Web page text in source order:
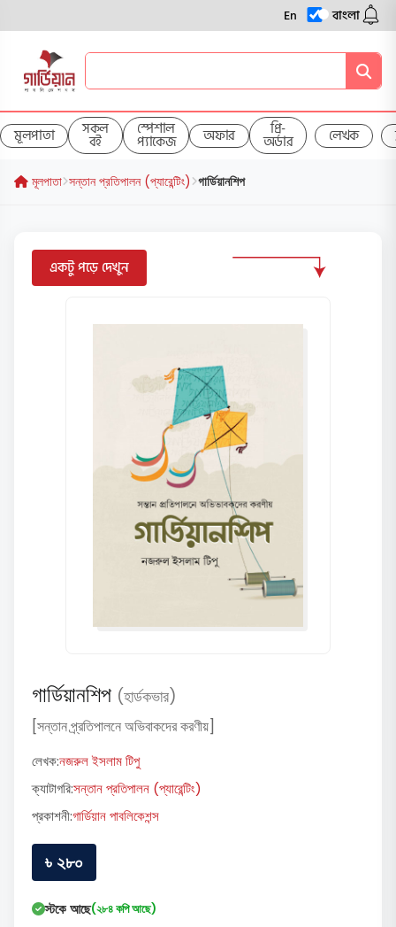
En বাংলা
মূলপাতা সকল
বই
স্পেশাল
প্যাকেজ অফার প্রি-
অর্ডার লেখক
মূলপাতা সন্তান প্রতিপালন (প্যারেন্টিং) গার্ডিয়ানশিপ
একটু পড়ে দেখুন
গার্ডিয়ানশিপ (হার্ডকভার)
[সন্তান প্র্রতিপালনে অভিবাকদের করণীয়]
লেখক:নজরুল ইসলাম টিপু
ক্যাটাগরি:সন্তান প্রতিপালন (প্যারেন্টিং)
প্রকাশনী:গার্ডিয়ান পাবলিকেশন্স
৳ ২৮০
স্টকে আছে(২৮৪ কপি আছে)